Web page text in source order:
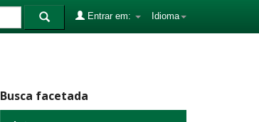
Idioma
Entrar em:
Busca facetada